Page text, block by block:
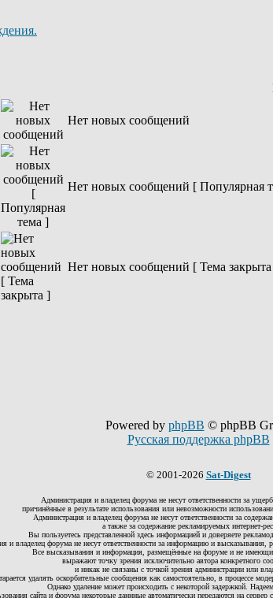
Нет новых сообщений
Нет новых сообщений [ Популярная
Нет новых сообщений [ Тема
Powered by phpBB © phpBB
Русская поддержка phpBB
© 2001-2026 Sat-Digest
Администрация и владелец форума не несут ответственности за
причинённые в результате использования или невозможности
Администрация и владелец форума не несут ответственности за
а также за содержание рекламируемых интернет-
Вы пользуетесь представленной здесь информацией и доверяете
и владелец форума не несут ответственности за информацию и
Все высказывания и информация, размещённые на форуме и не
выражают точку зрения исключительно автора конкретного
и никак не связаны с точкой зрения администрации или
удалять оскорбительные сообщения как самостоятельно, в процессе
Однако удаление может происходить с некоторой задержкой.
сайта и форума некоторые даннные автоматически передаются на